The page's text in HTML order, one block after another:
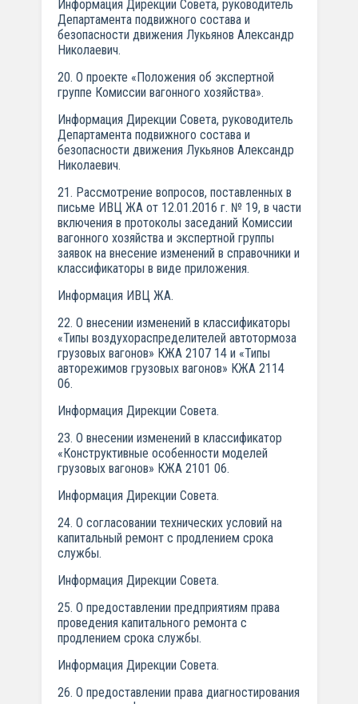
Информация Дирекции Совета, руководитель
Департамента подвижного состава и
безопасности движения Лукьянов Александр
Николаевич.
20. О проекте «Положения об экспертной
группе Комиссии вагонного хозяйства».
Информация Дирекции Совета, руководитель
Департамента подвижного состава и
безопасности движения Лукьянов Александр
Николаевич.
21. Рассмотрение вопросов, поставленных в
письме ИВЦ ЖА от 12.01.2016 г. № 19, в части
включения в протоколы заседаний Комиссии
вагонного хозяйства и экспертной группы
заявок на внесение изменений в справочники и
классификаторы в виде приложения.
Информация ИВЦ ЖА.
22. О внесении изменений в классификаторы
«Типы воздухораспределителей автотормоза
грузовых вагонов» КЖА 2107 14 и «Типы
авторежимов грузовых вагонов» КЖА 2114
06.
Информация Дирекции Совета.
23. О внесении изменений в классификатор
«Конструктивные особенности моделей
грузовых вагонов» КЖА 2101 06.
Информация Дирекции Совета.
24. О согласовании технических условий на
капитальный ремонт с продлением срока
службы.
Информация Дирекции Совета.
25. О предоставлении предприятиям права
проведения капитального ремонта с
продлением срока службы.
Информация Дирекции Совета.
26. О предоставлении права диагностирования